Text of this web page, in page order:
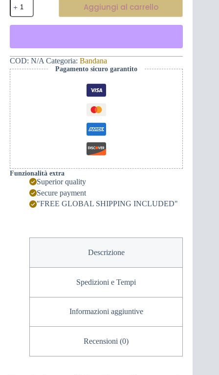
unisex
-
Colori
Aggiungi al carrello
COD: N/A Categoria: Bandana
Pagamento sicuro garantito
Funzionalità extra
Superior quality
Secure payment
"FREE GLOBAL SHIPPING INCLUDED"
Descrizione
Spedizioni e Tempi
Informazioni aggiuntive
Recensioni (0)